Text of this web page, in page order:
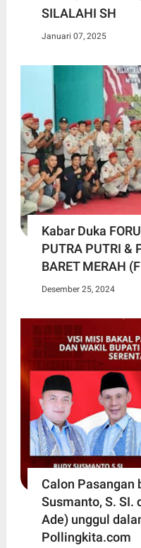
SILALAHI SH
Januari 07, 2025
Kabar Duka
PUTRA PUTRI &
BARET MERAH
Desember 25, 2024
Calon Pasangan
Susmanto, S. SI.
Ade) unggul
Pollingkita.com